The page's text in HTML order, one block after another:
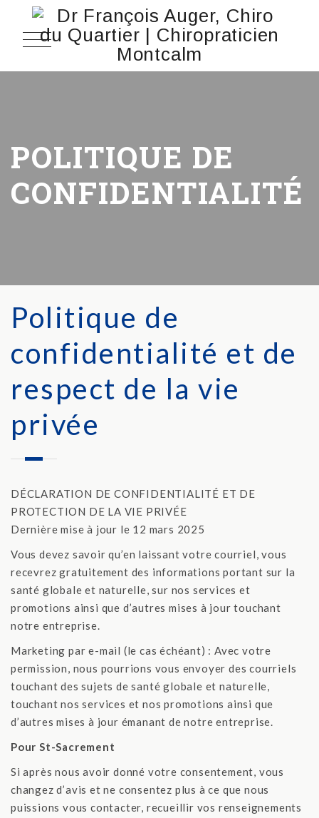
POLITIQUE DE
CONFIDENTIALITÉ
Politique de
confidentialité et de
respect de la vie
privée
DÉCLARATION DE CONFIDENTIALITÉ ET DE
PROTECTION DE LA VIE PRIVÉE
Dernière mise à jour ​le 12 mars 2025
Vous devez savoir qu’en laissant votre courriel, vous
recevrez gratuitement des informations portant sur la
santé globale et naturelle, sur nos services et
promotions ainsi que d’autres mises à jour touchant
notre entreprise.
Marketing par e-mail (le cas échéant) : Avec votre
permission, nous pourrions vous envoyer des courriels
touchant des sujets de santé globale et naturelle,
touchant nos services et nos promotions ainsi que
d’autres mises à jour émanant de notre entreprise.
Pour St-Sacrement
Si après nous avoir donné votre consentement, vous
changez d’avis et ne consentez plus à ce que nous
puissions vous contacter, recueillir vos renseignements